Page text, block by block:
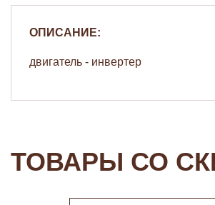
ОПИСАНИЕ:
двигатель - инвертер
ТОВАРЫ СО